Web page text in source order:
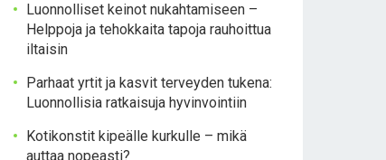
Luonnolliset keinot nukahtamiseen –
Helppoja ja tehokkaita tapoja rauhoittua
iltaisin
Parhaat yrtit ja kasvit terveyden tukena:
Luonnollisia ratkaisuja hyvinvointiin
Kotikonstit kipeälle kurkulle – mikä
auttaa nopeasti?